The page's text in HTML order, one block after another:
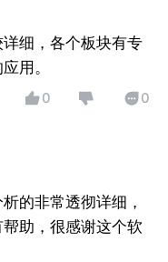
细，各个板块有专
用。
0 0
的非常透彻详细，
助，很感谢这个软